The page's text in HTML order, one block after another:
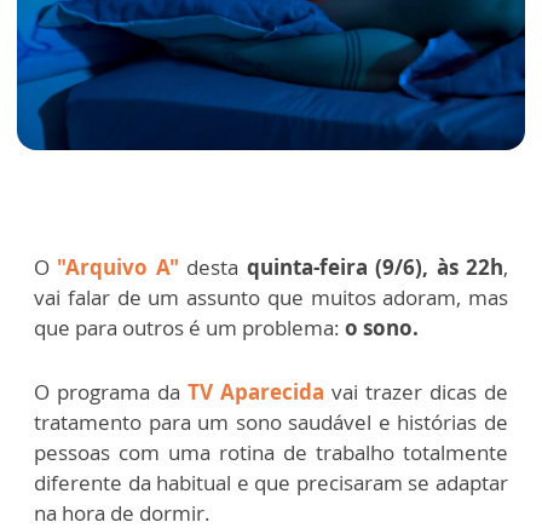
O "Arquivo A" desta quinta-feira (9/6), às 22h,
vai falar de um assunto que muitos adoram, mas
que para outros é um problema: o sono.
O programa da TV Aparecida vai trazer dicas de
tratamento para um sono saudável e histórias de
pessoas com uma rotina de trabalho totalmente
diferente da habitual e que precisaram se adaptar
na hora de dormir.